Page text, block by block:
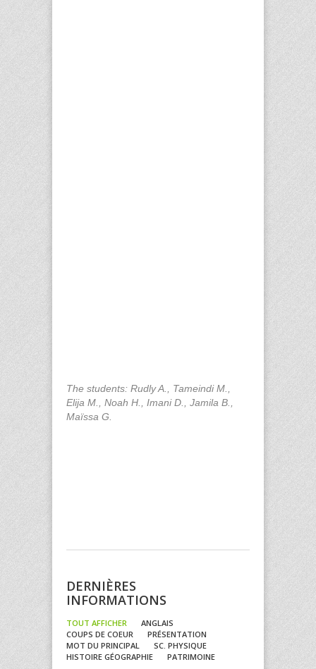
The students: Rudly A., Tameindi M.,
Elija M., Noah H., Imani D., Jamila B.,
Maïssa G.
DERNIÈRES
INFORMATIONS
TOUT AFFICHER
ANGLAIS
COUPS DE COEUR
PRÉSENTATION
MOT DU PRINCIPAL
SC. PHYSIQUE
HISTOIRE GÉOGRAPHIE
PATRIMOINE